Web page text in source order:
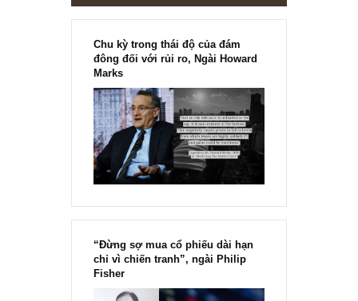
Chu kỳ trong thái độ của đám
đông đối với rủi ro, Ngài Howard